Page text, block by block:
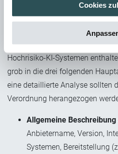
Cookies
Die Anforderungen im Anhang
Im Anhang IV der KI-
Inhalte definiert, die eine
Hochrisiko-KI-Systemen
grob in die drei folgenden
eine detaillierte Analyse sollten
Verordnung herangezogen
Allgemeine Beschreibung
Anbietername, Version,
Systemen, Bereitstellung